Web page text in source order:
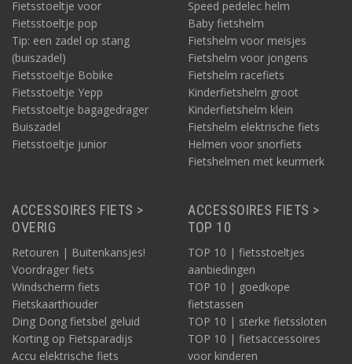
Fietsstoeltje voor
Fietsstoeltje pop
Tip: een zadel op stang
(buiszadel)
Fietsstoeltje Bobike
Fietsstoeltje Yepp
Fietsstoeltje bagagedrager
Buiszadel
Fietsstoeltje junior
Speed pedelec helm
Baby fietshelm
Fietshelm voor meisjes
Fietshelm voor jongens
Fietshelm racefiets
Kinderfietshelm groot
Kinderfietshelm klein
Fietshelm elektrische fiets
Helmen voor snorfiets
Fietshelmen met keurmerk
ACCESSOIRES FIETS >
OVERIG
Retouren | Buitenkansjes!
Voordrager fiets
Windscherm fiets
Fietskaarthouder
Ding Dong fietsbel geluid
Korting op Fietsparadijs
Accu elektrische fiets
ACCESSOIRES FIETS >
TOP 10
TOP 10 | fietsstoeltjes
aanbiedingen
TOP 10 | goedkope
fietstassen
TOP 10 | sterke fietssloten
TOP 10 | fietsaccessoires
voor kinderen